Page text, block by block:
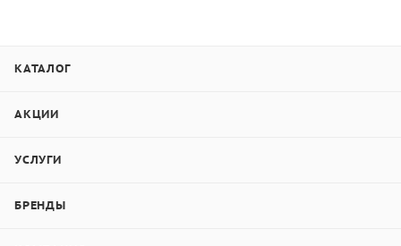
КАТАЛОГ
АКЦИИ
УСЛУГИ
БРЕНДЫ